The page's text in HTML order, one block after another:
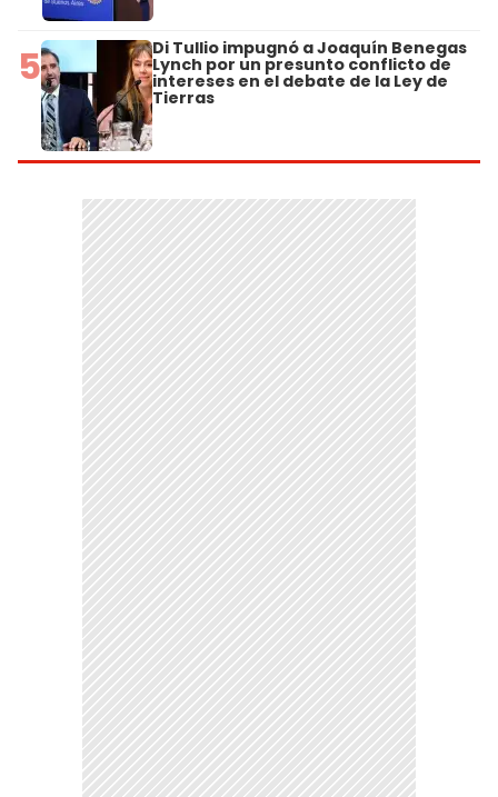
5 Di Tullio impugnó a Joaquín Benegas
Lynch por un presunto conflicto de
intereses en el debate de la Ley de
Tierras